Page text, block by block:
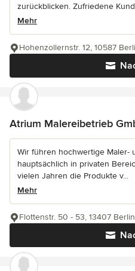
zurückblicken. Zufriedene
Mehr
Hohenzollernstr. 12, 10587
Atrium Malereibetrieb
Wir führen hochwertige Maler-
hauptsächlich in privaten
vielen Jahren die Produkte v...
Mehr
Flottenstr. 50 - 53, 13407 Berlin